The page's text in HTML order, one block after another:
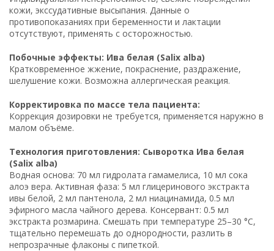
кожи, экссудативные высыпания. Данные о
противопоказаниях при беременности и лактации
отсутствуют, применять с осторожностью.
Побочные эффекты: Ива белая (Salix alba)
Кратковременное жжение, покраснение, раздражение,
шелушение кожи. Возможна аллергическая реакция.
Корректировка по массе тела пациента:
Коррекция дозировки не требуется, применяется наружно в
малом объёме.
Технология приготовления: Сыворотка Ива белая
(Salix alba)
Водная основа: 70 мл гидролата гамамелиса, 10 мл сока
алоэ вера. Активная фаза: 5 мл глицеринового экстракта
ивы белой, 2 мл пантенола, 2 мл ниацинамида, 0.5 мл
эфирного масла чайного дерева. Консервант: 0.5 мл
экстракта розмарина. Смешать при температуре 25–30 °C,
тщательно перемешать до однородности, разлить в
непрозрачные флаконы с пипеткой.